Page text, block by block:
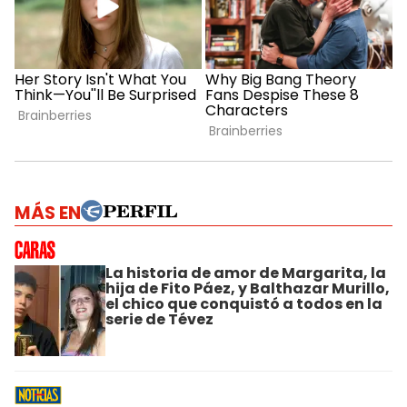
MÁS EN
La historia de amor de Margarita, la
hija de Fito Páez, y Balthazar Murillo,
el chico que conquistó a todos en la
serie de Tévez